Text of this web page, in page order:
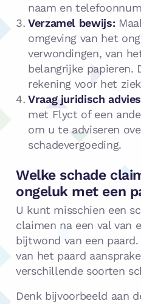
naam en
Verzamel bewijs:
omgeving van het
verwondingen, van
belangrijke papieren.
rekening voor het
Vraag juridisch
met Flyct of een
om u te adviseren
schadevergoeding.
Welke schade
ongeluk met een
U kunt misschien een
claimen na een val van
bijtwond van een paard.
van het paard
verschillende soorten
Denk bijvoorbeeld aan